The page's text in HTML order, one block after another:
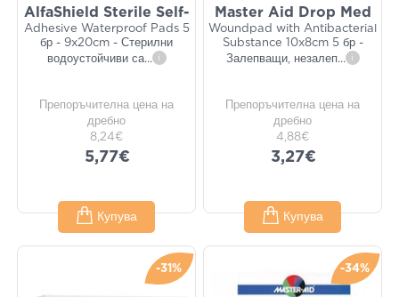
AlfaShield Sterile Self-
Adhesive Waterproof Pads 5
бр - 9x20cm - Стерилни
водоустойчиви са... i
Препоръчителна цена на
дребно
8,24€
5,77€
Купува
Master Aid Drop Med
Woundpad with Antibacterial
Substance 10x8cm 5 бр -
Залепващи, незалеп... i
Препоръчителна цена на
дребно
4,88€
3,27€
Купува
-31% -34%